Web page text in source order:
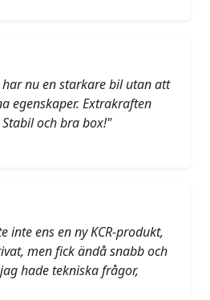
har nu en starkare bil utan att
egenskaper. Extrakraften
och bra box!"
inte ens en ny KCR-produkt,
men fick ändå snabb och
hade tekniska frågor,